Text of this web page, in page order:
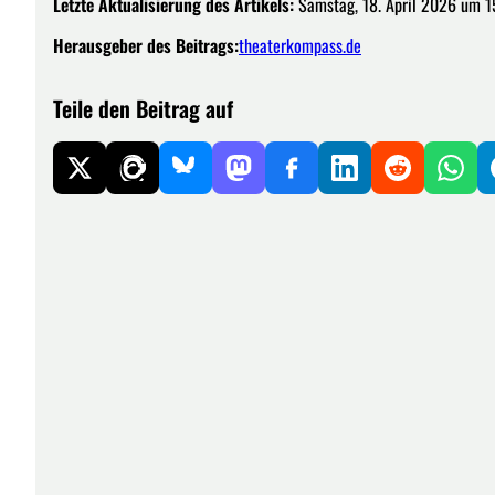
Herausgeber des Beitrags:theaterkompass.de
Teile den Beitrag auf